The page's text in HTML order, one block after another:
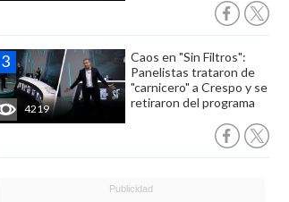
4219
Caos en "Sin Filtros":
Panelistas trataron de
"carnicero" a Crespo y se
retiraron del programa